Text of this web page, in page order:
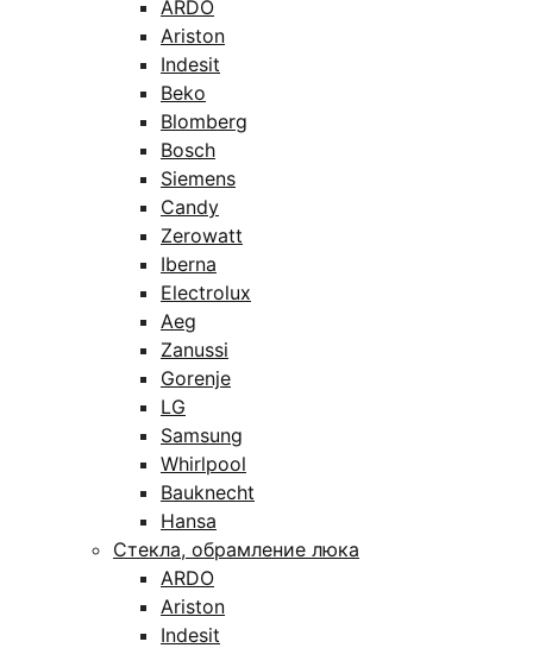
ARDO
Ariston
Indesit
Beko
Blomberg
Bosch
Siemens
Candy
Zerowatt
Iberna
Electrolux
Aeg
Zanussi
Gorenje
LG
Samsung
Whirlpool
Bauknecht
Hansa
Стекла, обрамление люка
ARDO
Ariston
Indesit